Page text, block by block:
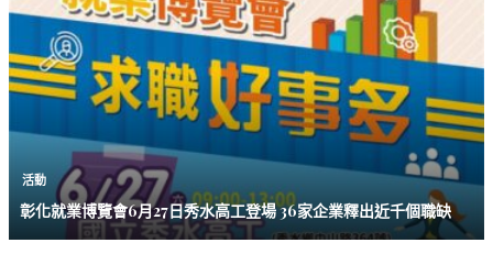
活動
彰化就業博覽會6月27日秀水高工登場 36家企業釋出近千個職缺